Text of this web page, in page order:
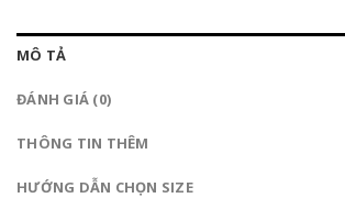
MÔ TẢ
ĐÁNH GIÁ (0)
THÔNG TIN THÊM
HƯỚNG DẪN CHỌN SIZE